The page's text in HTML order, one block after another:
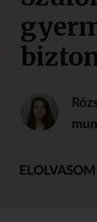
ELOLVASOM